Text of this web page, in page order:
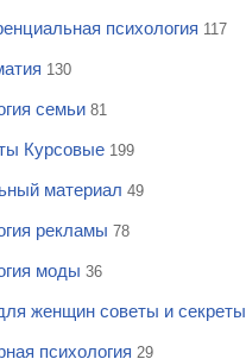
психология 117
130
семьи 81
Курсовые 199
материал 49
рекламы 78
моды 36
женщин советы и секреты
психология 29